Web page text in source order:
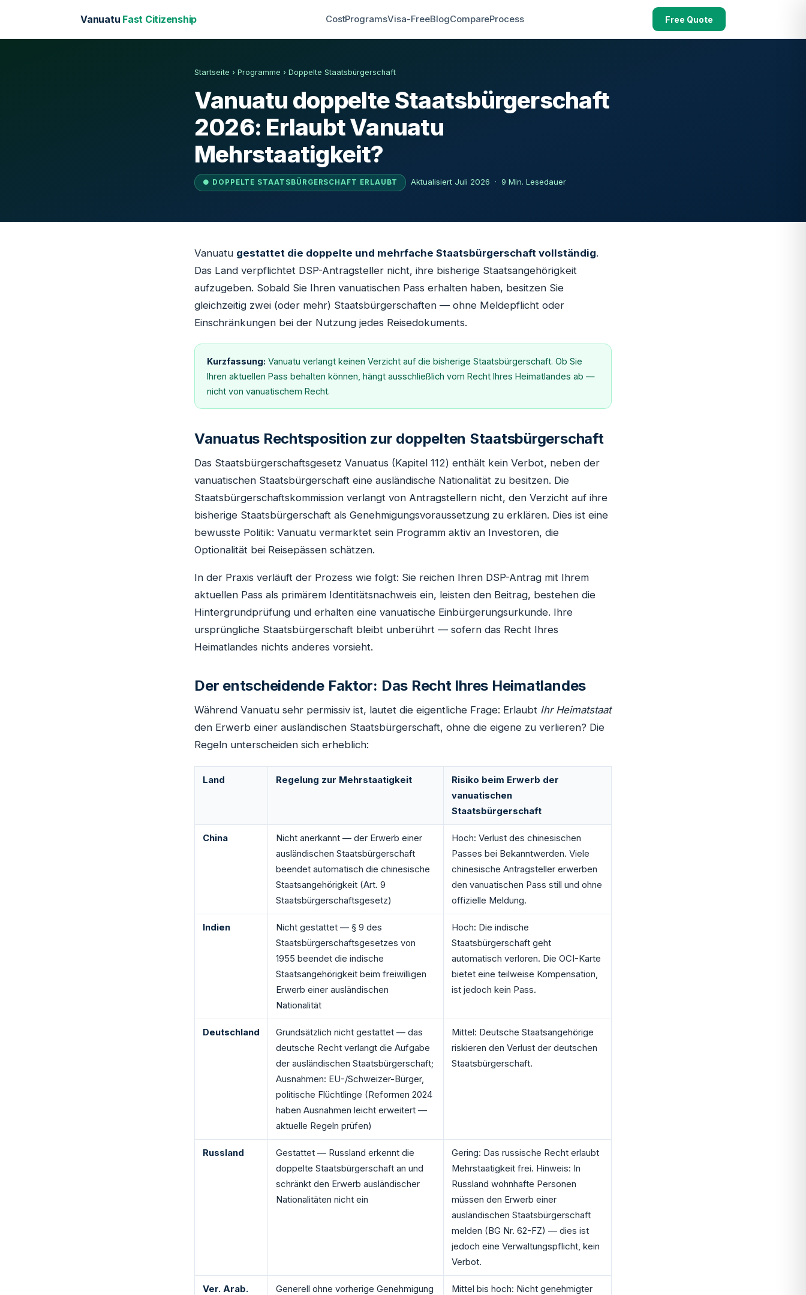
Vanuatu Fast Citizenship CostProgramsVisa-FreeBlogCompareProcess Free Quote
Startseite › Programme › Doppelte Staatsbürgerschaft
Vanuatu doppelte Staatsbürgerschaft
2026: Erlaubt Vanuatu
Mehrstaatigkeit?
● DOPPELTE STAATSBÜRGERSCHAFT ERLAUBT Aktualisiert Juli 2026 · 9 Min. Lesedauer
Vanuatu gestattet die doppelte und mehrfache Staatsbürgerschaft vollständig.
Das Land verpflichtet DSP-Antragsteller nicht, ihre bisherige Staatsangehörigkeit
aufzugeben. Sobald Sie Ihren vanuatischen Pass erhalten haben, besitzen Sie
gleichzeitig zwei (oder mehr) Staatsbürgerschaften — ohne Meldepflicht oder
Einschränkungen bei der Nutzung jedes Reisedokuments.
Kurzfassung: Vanuatu verlangt keinen Verzicht auf die bisherige Staatsbürgerschaft. Ob Sie
Ihren aktuellen Pass behalten können, hängt ausschließlich vom Recht Ihres Heimatlandes ab —
nicht von vanuatischem Recht.
Vanuatus Rechtsposition zur doppelten Staatsbürgerschaft
Das Staatsbürgerschaftsgesetz Vanuatus (Kapitel 112) enthält kein Verbot, neben der
vanuatischen Staatsbürgerschaft eine ausländische Nationalität zu besitzen. Die
Staatsbürgerschaftskommission verlangt von Antragstellern nicht, den Verzicht auf ihre
bisherige Staatsbürgerschaft als Genehmigungsvoraussetzung zu erklären. Dies ist eine
bewusste Politik: Vanuatu vermarktet sein Programm aktiv an Investoren, die
Optionalität bei Reisepässen schätzen.
In der Praxis verläuft der Prozess wie folgt: Sie reichen Ihren DSP-Antrag mit Ihrem
aktuellen Pass als primärem Identitätsnachweis ein, leisten den Beitrag, bestehen die
Hintergrundprüfung und erhalten eine vanuatische Einbürgerungsurkunde. Ihre
ursprüngliche Staatsbürgerschaft bleibt unberührt — sofern das Recht Ihres
Heimatlandes nichts anderes vorsieht.
Der entscheidende Faktor: Das Recht Ihres Heimatlandes
Während Vanuatu sehr permissiv ist, lautet die eigentliche Frage: Erlaubt Ihr Heimatstaat
den Erwerb einer ausländischen Staatsbürgerschaft, ohne die eigene zu verlieren? Die
Regeln unterscheiden sich erheblich:
Land Regelung zur Mehrstaatigkeit
Risiko beim Erwerb der
vanuatischen
Staatsbürgerschaft
China
Nicht anerkannt — der Erwerb einer
ausländischen Staatsbürgerschaft
beendet automatisch die chinesische
Staatsangehörigkeit (Art. 9
Staatsbürgerschaftsgesetz)
Hoch: Verlust des chinesischen
Passes bei Bekanntwerden. Viele
chinesische Antragsteller erwerben
den vanuatischen Pass still und ohne
offizielle Meldung.
Indien
Nicht gestattet — § 9 des
Staatsbürgerschaftsgesetzes von
1955 beendet die indische
Staatsangehörigkeit beim freiwilligen
Erwerb einer ausländischen
Nationalität
Hoch: Die indische
Staatsbürgerschaft geht
automatisch verloren. Die OCI-Karte
bietet eine teilweise Kompensation,
ist jedoch kein Pass.
Deutschland
Grundsätzlich nicht gestattet — das
deutsche Recht verlangt die Aufgabe
der ausländischen Staatsbürgerschaft;
Ausnahmen: EU-/Schweizer-Bürger,
politische Flüchtlinge (Reformen 2024
haben Ausnahmen leicht erweitert —
aktuelle Regeln prüfen)
Mittel: Deutsche Staatsangehörige
riskieren den Verlust der deutschen
Staatsbürgerschaft.
Russland
Gestattet — Russland erkennt die
doppelte Staatsbürgerschaft an und
schränkt den Erwerb ausländischer
Nationalitäten nicht ein
Gering: Das russische Recht erlaubt
Mehrstaatigkeit frei. Hinweis: In
Russland wohnhafte Personen
müssen den Erwerb einer
ausländischen Staatsbürgerschaft
melden (BG Nr. 62-FZ) — dies ist
jedoch eine Verwaltungspflicht, kein
Verbot.
Ver. Arab.
Generell ohne vorherige Genehmigung
Mittel bis hoch: Nicht genehmigter